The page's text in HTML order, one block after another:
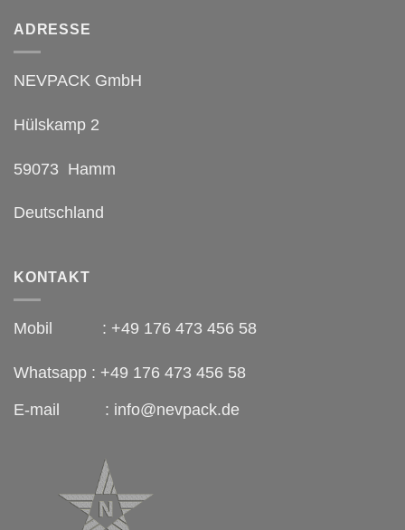
ADRESSE
NEVPACK GmbH
Hülskamp 2
59073 Hamm
Deutschland
KONTAKT
Mobil : +49 176 473 456 58
Whatsapp : +49 176 473 456 58
E-mail : info@nevpack.de